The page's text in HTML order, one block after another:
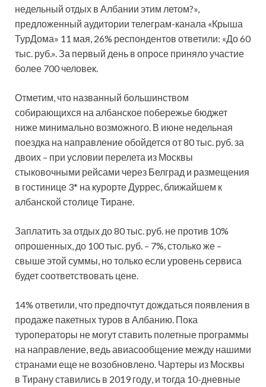
недельный отдых в Албании этим летом?»,
предложенный аудитории телеграм-канала «Крыша
ТурДома» 11 мая, 26% респондентов ответили: «До 60
тыс. руб.». За первый день в опросе приняло участие
более 700 человек.
Отметим, что названный большинством
собирающихся на албанское побережье бюджет
ниже минимально возможного. В июне недельная
поездка на направление обойдется от 80 тыс. руб. за
двоих – при условии перелета из Москвы
стыковочными рейсами через Белград и размещения
в гостинице 3* на курорте Дуррес, ближайшем к
албанской столице Тиране.
Заплатить за отдых до 80 тыс. руб. не против 10%
опрошенных, до 100 тыс. руб. – 7%, столько же –
свыше этой суммы, но только если уровень сервиса
будет соответствовать цене.
14% ответили, что предпочтут дождаться появления в
продаже пакетных туров в Албанию. Пока
туроператоры не могут ставить полетные программы
на направление, ведь авиасообщение между нашими
странами еще не возобновлено. Чартеры из Москвы
в Тирану ставились в 2019 году, и тогда 10-дневные